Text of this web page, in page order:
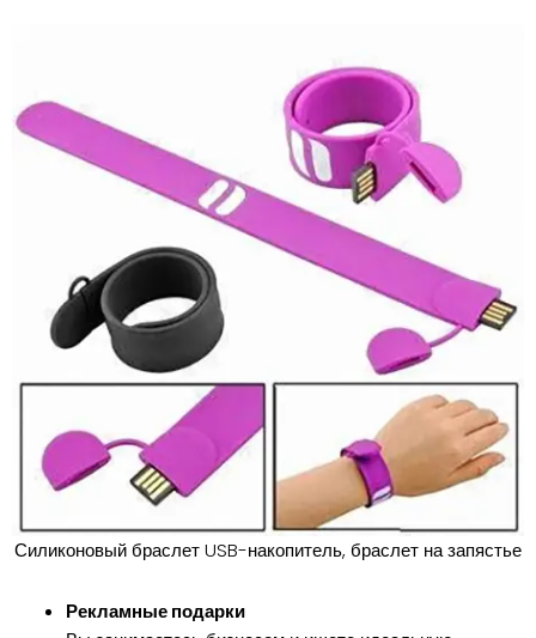
Силиконовый браслет USB-накопитель, браслет на запястье
Рекламные подарки